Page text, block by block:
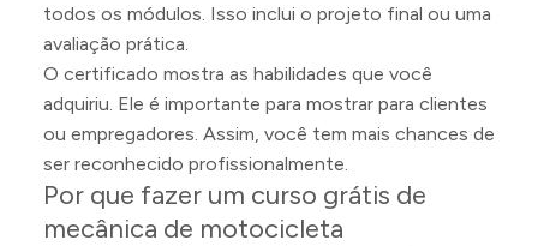
todos os módulos. Isso inclui o projeto final ou uma
avaliação prática.
O certificado mostra as habilidades que você
adquiriu. Ele é importante para mostrar para clientes
ou empregadores. Assim, você tem mais chances de
ser reconhecido profissionalmente.
Por que fazer um curso grátis de
mecânica de motocicleta